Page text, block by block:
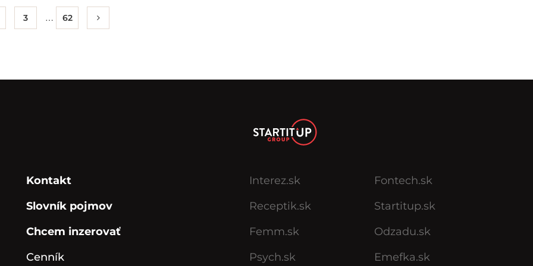
3 … 62
Kontakt
Slovník pojmov
Chcem inzerovať
Cenník
Interez.sk
Receptik.sk
Femm.sk
Psych.sk
Fontech.sk
Startitup.sk
Odzadu.sk
Emefka.sk